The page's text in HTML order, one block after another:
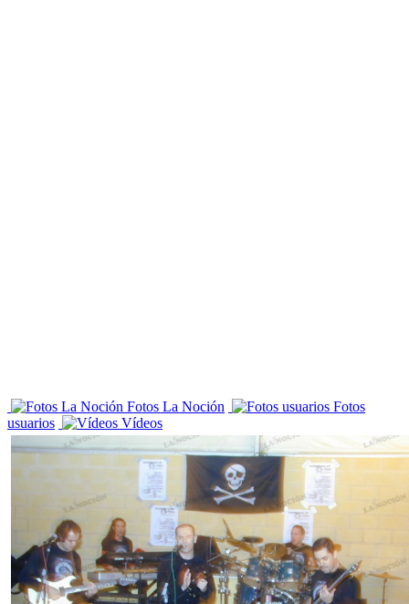
Fotos La Noción
Fotos
usuarios
Vídeos